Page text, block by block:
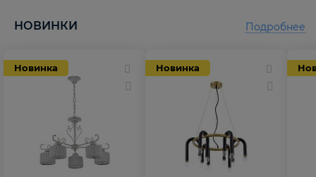
НОВИНКИ
Новинка Новинка
Подробнее